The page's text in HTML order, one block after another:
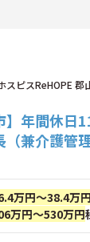
くりに貢献したい
ある方は詳細等を
スピスReHOPE 郡
】年間休
（兼介護管
万円～38.4万円
万円～530万円